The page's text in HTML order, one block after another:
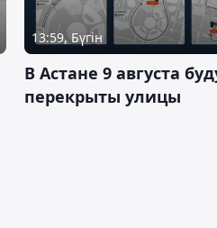
13:59, Бүгін
В Астане 9 августа
перекрыты улицы